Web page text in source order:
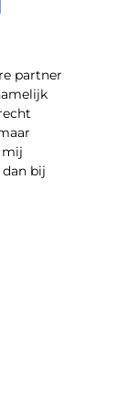
partner
mij
bij